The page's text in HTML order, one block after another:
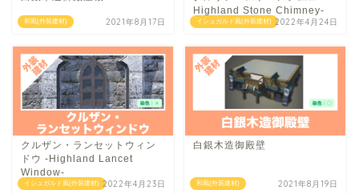
和風(外装建材) 2021年8月17日 イシュガルド風(外装建材)
Highland Stone Chimney-
2022年4月24日
イシュガルド風(外装建材)
クルザン・ランセットウィン
ドウ -Highland Lancet
Window-
2022年4月23日 和風(外装建材)
白銀木造御殿壁
2021年8月19日